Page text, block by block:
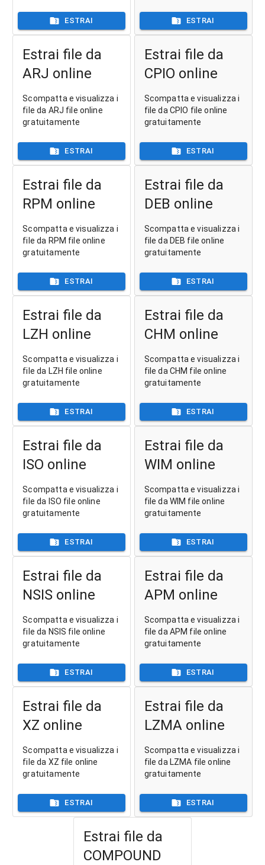
ESTRAI ESTRAI
Estrai file da
ARJ online
Scompatta e visualizza i
file da ARJ file online
gratuitamente
ESTRAI
Estrai file da
CPIO online
Scompatta e visualizza i
file da CPIO file online
gratuitamente
ESTRAI
Estrai file da
RPM online
Scompatta e visualizza i
file da RPM file online
gratuitamente
ESTRAI
Estrai file da
DEB online
Scompatta e visualizza i
file da DEB file online
gratuitamente
ESTRAI
Estrai file da
LZH online
Scompatta e visualizza i
file da LZH file online
gratuitamente
ESTRAI
Estrai file da
CHM online
Scompatta e visualizza i
file da CHM file online
gratuitamente
ESTRAI
Estrai file da
ISO online
Scompatta e visualizza i
file da ISO file online
gratuitamente
ESTRAI
Estrai file da
WIM online
Scompatta e visualizza i
file da WIM file online
gratuitamente
ESTRAI
Estrai file da
NSIS online
Scompatta e visualizza i
file da NSIS file online
gratuitamente
ESTRAI
Estrai file da
APM online
Scompatta e visualizza i
file da APM file online
gratuitamente
ESTRAI
Estrai file da
XZ online
Scompatta e visualizza i
file da XZ file online
gratuitamente
ESTRAI
Estrai file da
LZMA online
Scompatta e visualizza i
file da LZMA file online
gratuitamente
ESTRAI
Estrai file da
COMPOUND